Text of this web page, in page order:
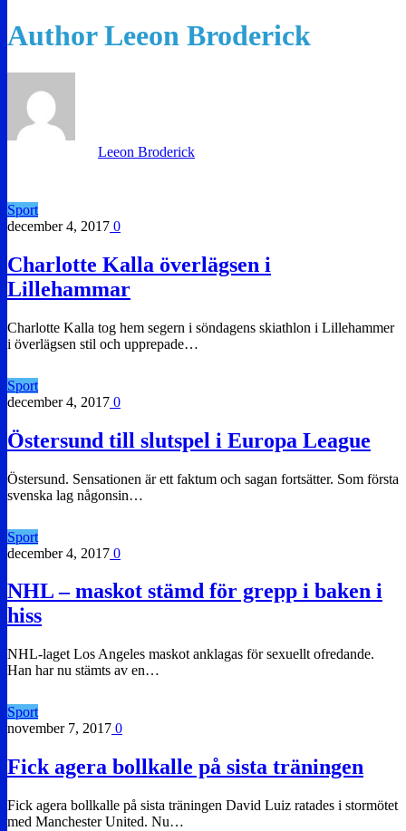
AuthorLeeon Broderick
Leeon Broderick
Sport
december 4, 2017 0
Charlotte Kalla överlägsen i
Lillehammar
Charlotte Kalla tog hem segern i söndagens skiathlon i Lillehammer
i överlägsen stil och upprepade…
Sport
december 4, 2017 0
Östersund till slutspel i Europa League
Östersund. Sensationen är ett faktum och sagan fortsätter. Som första
svenska lag någonsin…
Sport
december 4, 2017 0
NHL – maskot stämd för grepp i baken i
hiss
NHL-laget Los Angeles maskot anklagas för sexuellt ofredande.
Han har nu stämts av en…
Sport
november 7, 2017 0
Fick agera bollkalle på sista träningen
Fick agera bollkalle på sista träningen David Luiz ratades i stormötet
med Manchester United. Nu…